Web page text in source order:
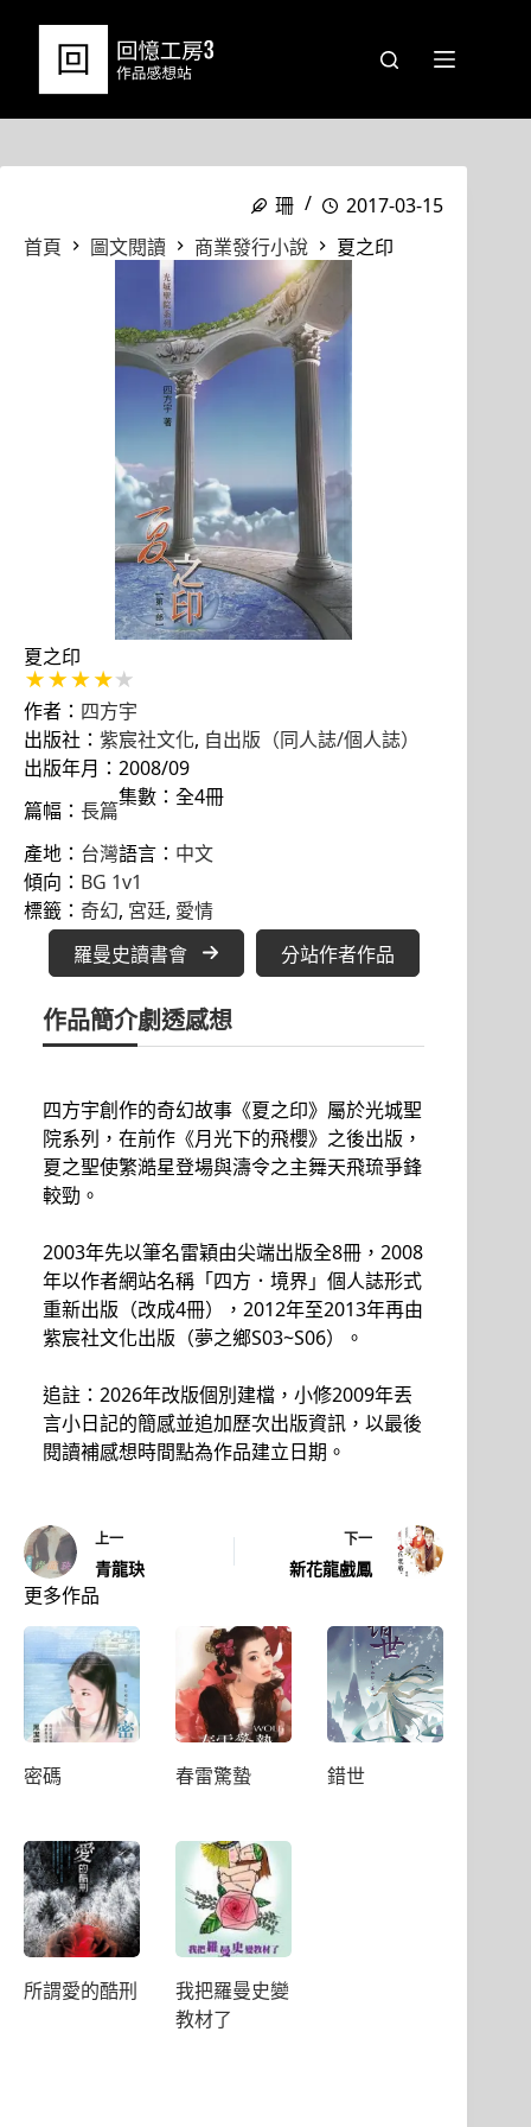
珊
2017-03-15
首頁
圖文閱讀 商業發行小說 夏之印
夏之印
作者： 四方宇
出版社： 紫宸社文化, 自出版（同人誌/個人誌）
出版年月：2008/09
篇幅： 長篇
集數：全4冊
產地： 台灣語言： 中文
傾向： BG 1v1
標籤： 奇幻, 宮廷, 愛情
羅曼史讀書會 分站作者作品
作品簡介劇透感想
四方宇創作的奇幻故事《夏之印》屬於光城聖
院系列，在前作《月光下的飛櫻》之後出版，
夏之聖使繁澔星登場與濤令之主舞天飛琉爭鋒
較勁。
2003年先以筆名雷穎由尖端出版全8冊，2008
年以作者網站名稱「四方．境界」個人誌形式
重新出版（改成4冊），2012年至2013年再由
紫宸社文化出版（夢之鄉S03~S06）。
追註：2026年改版個別建檔，小修2009年丟
言小日記的簡感並追加歷次出版資訊，以最後
閱讀補感想時間點為作品建立日期。
上一
青龍玦
下一
新花龍戲鳳
更多作品
密碼 春雷驚蟄 錯世
所謂愛的酷刑
我把羅曼史變
教材了